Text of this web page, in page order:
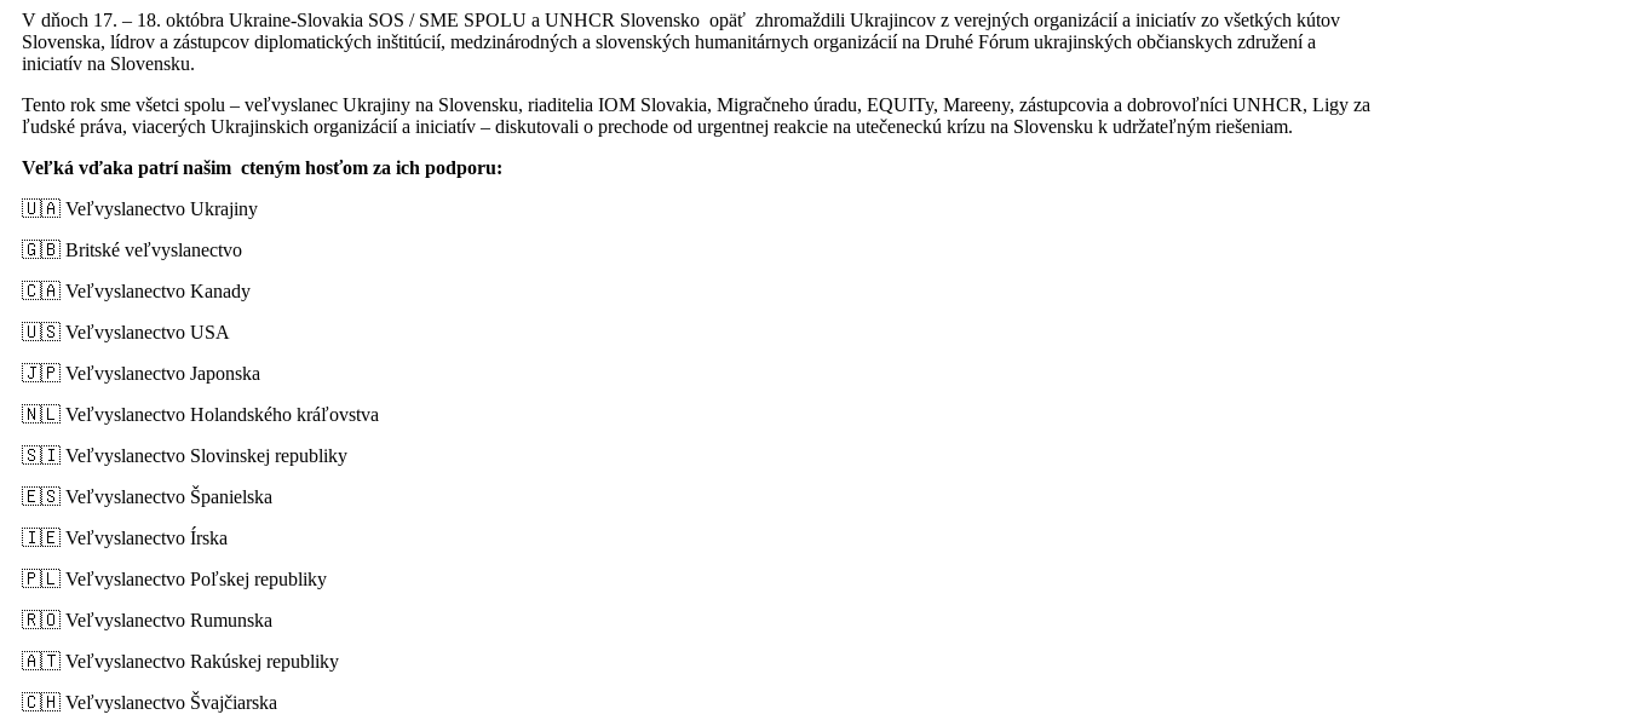
V dňoch 17. – 18. októbra Ukraine-Slovakia SOS / SME SPOLU a UNHCR Slovensko opäť zhromaždili Ukrajincov z verejných organizácií a iniciatív zo všetkých kútov
Slovenska, lídrov a zástupcov diplomatických inštitúcií, medzinárodných a slovenských humanitárnych organizácií na Druhé Fórum ukrajinských občianskych združení a
iniciatív na Slovensku.
Tento rok sme všetci spolu – veľvyslanec Ukrajiny na Slovensku, riaditelia IOM Slovakia, Migračneho úradu, EQUITy, Mareeny, zástupcovia a dobrovoľníci UNHCR, Ligy za
ľudské práva, viacerých Ukrajinskich organizácií a iniciatív – diskutovali o prechode od urgentnej reakcie na utečeneckú krízu na Slovensku k udržateľným riešeniam.
Veľká vďaka patrí našim cteným hosťom za ich podporu:
🇺🇦 Veľvyslanectvo Ukrajiny
🇬🇧 Britské veľvyslanectvo
🇨🇦 Veľvyslanectvo Kanady
🇺🇸 Veľvyslanectvo USA
🇯🇵 Veľvyslanectvo Japonska
🇳🇱 Veľvyslanectvo Holandského kráľovstva
🇸🇮 Veľvyslanectvo Slovinskej republiky
🇪🇸 Veľvyslanectvo Španielska
🇮🇪 Veľvyslanectvo Írska
🇵🇱 Veľvyslanectvo Poľskej republiky
🇷🇴 Veľvyslanectvo Rumunska
🇦🇹 Veľvyslanectvo Rakúskej republiky
🇨🇭 Veľvyslanectvo Švajčiarska